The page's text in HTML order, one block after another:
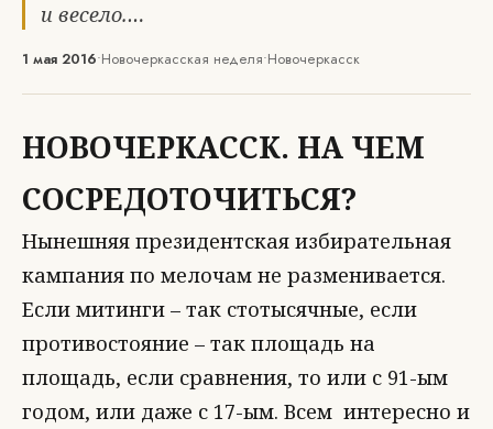
и весело.…
1 мая 2016•Новочеркасская неделя•Новочеркасск
НОВОЧЕРКАССК. НА ЧЕМ
СОСРЕДОТОЧИТЬСЯ?
Нынешняя президентская избирательная
кампания по мелочам не разменивается.
Если митинги – так стотысячные, если
противостояние – так площадь на
площадь, если сравнения, то или с 91-ым
годом, или даже с 17-ым. Всем интересно и